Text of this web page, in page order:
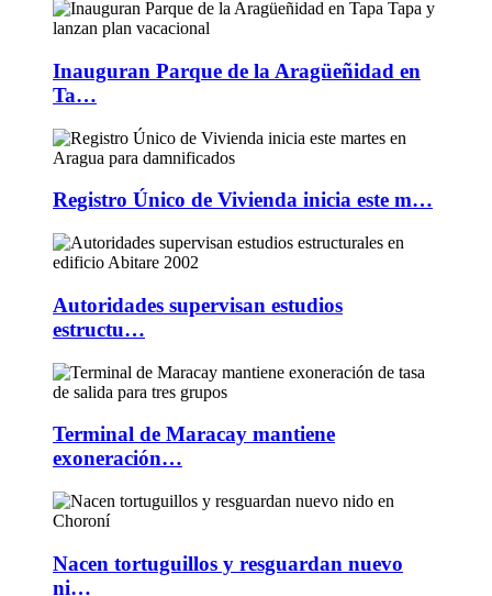
Inauguran Parque de la Aragüeñidad en
Ta…
Registro Único de Vivienda inicia este m…
Autoridades supervisan estudios
estructu…
Terminal de Maracay mantiene
exoneración…
Nacen tortuguillos y resguardan nuevo
ni…